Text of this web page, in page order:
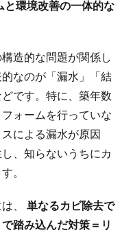
と環境改善の一体的な
造的な問題が関係し
なのが「漏水」「結
です。特に、築年数
ォームを行っていな
による漏水が原因
、知らないうちにカ
。
、 単なるカビ除去で
踏み込んだ対策＝リ